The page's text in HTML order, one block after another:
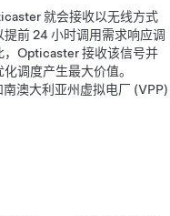
就会接收以无线方式
前 24 小时调用需求响应调
，Opticaster 接收该信号并
调度产生最大价值。
澳大利亚州虚拟电厂 (VPP)